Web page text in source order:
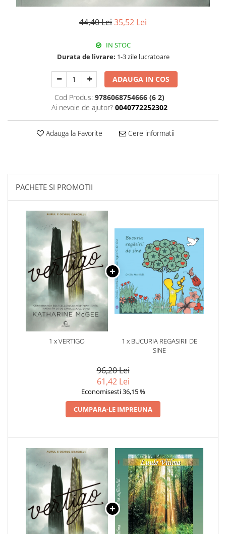
44,40 Lei35,52 Lei
IN STOC
Durata de livrare: 1-3 zile lucratoare
ADAUGA IN COS
Cod Produs: 9786068754666 (6 2)
Ai nevoie de ajutor? 0040772252302
Adauga la Favorite Cere informatii
PACHETE SI PROMOTII
1 x VERTIGO
1 x BUCURIA REGASIRII DE
SINE
96,20 Lei
61,42 Lei
Economisesti 36,15 %
CUMPARA-LE IMPREUNA